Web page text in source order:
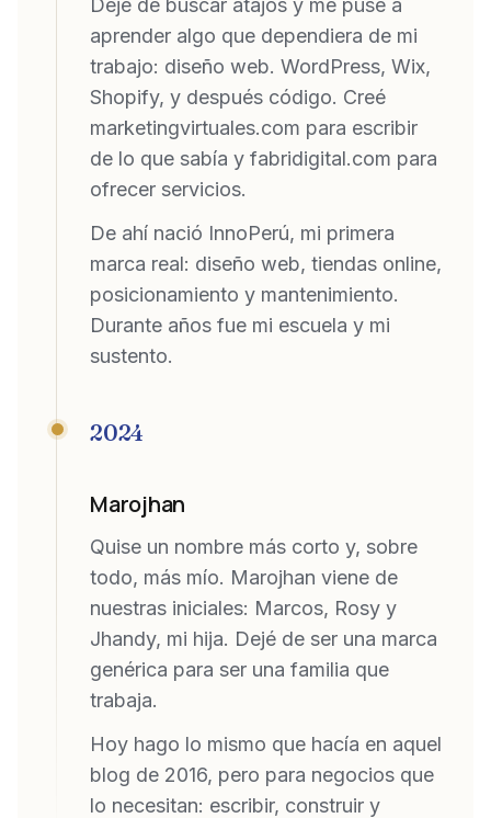
Dejé de buscar atajos y me puse a
aprender algo que dependiera de mi
trabajo: diseño web. WordPress, Wix,
Shopify, y después código. Creé
marketingvirtuales.com para escribir
de lo que sabía y fabridigital.com para
ofrecer servicios.
De ahí nació InnoPerú, mi primera
marca real: diseño web, tiendas online,
posicionamiento y mantenimiento.
Durante años fue mi escuela y mi
sustento.
2024
Marojhan
Quise un nombre más corto y, sobre
todo, más mío. Marojhan viene de
nuestras iniciales: Marcos, Rosy y
Jhandy, mi hija. Dejé de ser una marca
genérica para ser una familia que
trabaja.
Hoy hago lo mismo que hacía en aquel
blog de 2016, pero para negocios que
lo necesitan: escribir, construir y